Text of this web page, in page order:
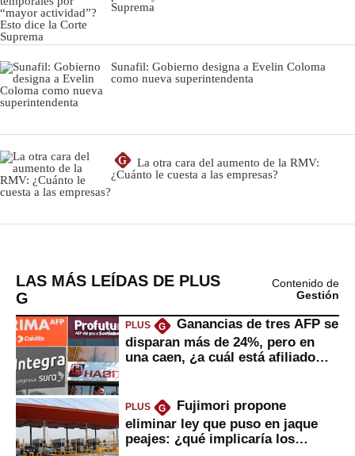
LAS MÁS LEÍDAS DE PLUS
G
Contenido de
Gestión
PLUS G
Ganancias de tres AFP se
disparan más de 24%, pero en
una caen, ¿a cuál está afiliado
PLUS G
Fujimori propone
eliminar ley que puso en jaque
peajes: ¿qué implicaría los